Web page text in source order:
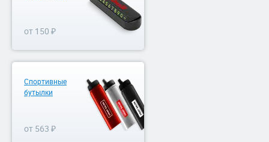
от 150 ₽
Спортивные
бутылки
от 563 ₽